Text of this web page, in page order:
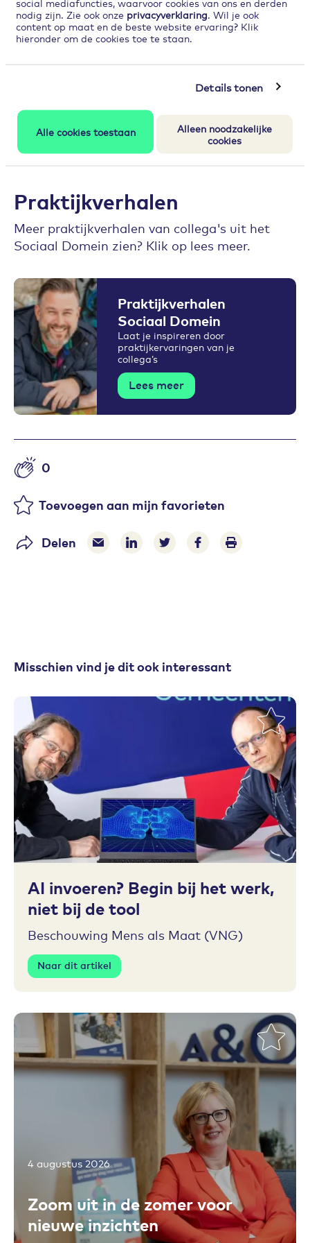
nodig zijn. Zie ook onze privacyverklaring . Wil je ook
content op maat en de beste website ervaring? Klik
hieronder om de cookies toe te staan.
Details tonen
Alle cookies toestaan
Alleen noodzakelijke
cookies
Accepteeronze cookies
om deze inhoud te kunnen
bekijken.
Praktijkverhalen
Meer praktijkverhalen van collega's uit het
Sociaal Domein zien? Klik op lees meer.
Praktijkverhalen
Sociaal Domein
Laat je inspireren door
praktijkervaringen van je
collega’s
Lees meer
Aantal likes
0
Toevoegen aan mijn favorieten
Delen Delen via e-mail
Delen via LinkedIn
Deel op Twitter
Deel op Facebook
Print pagina
Misschien vind je dit ook interessant
Toevoegen aan favorieten
AI invoeren? Begin bij het werk,
niet bij de tool
Beschouwing Mens als Maat (VNG)
Naar dit artikel
Toevoegen aan favorieten
4 augustus 2026
Zoom uit in de zomer voor
nieuwe inzichten